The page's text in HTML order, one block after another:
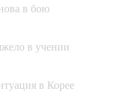
в бою
в учении
в Корее